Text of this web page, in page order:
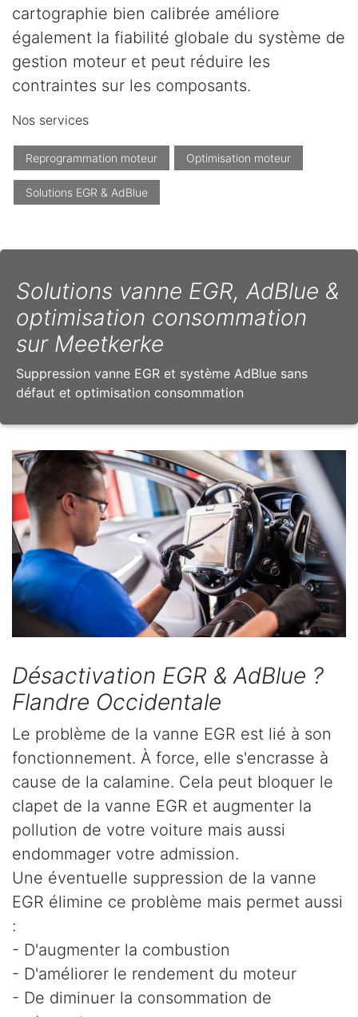
cartographie bien calibrée améliore
également la fiabilité globale du système de
gestion moteur et peut réduire les
contraintes sur les composants.
Nos services
Reprogrammation moteur Optimisation moteur
Solutions EGR & AdBlue
Solutions vanne EGR, AdBlue &
optimisation consommation
sur Meetkerke
Suppression vanne EGR et système AdBlue sans
défaut et optimisation consommation
Désactivation EGR & AdBlue ?
Flandre Occidentale
Le problème de la vanne EGR est lié à son
fonctionnement. À force, elle s'encrasse à
cause de la calamine. Cela peut bloquer le
clapet de la vanne EGR et augmenter la
pollution de votre voiture mais aussi
endommager votre admission.
Une éventuelle suppression de la vanne
EGR élimine ce problème mais permet aussi
:
- D'augmenter la combustion
- D'améliorer le rendement du moteur
- De diminuer la consommation de